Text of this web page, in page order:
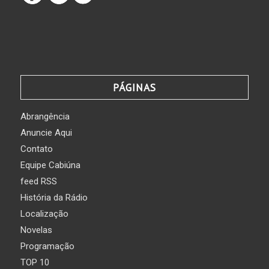
PÁGINAS
Abrangência
Anuncie Aqui
Contato
Equipe Cabiúna
feed RSS
História da Rádio
Localização
Novelas
Programação
TOP 10